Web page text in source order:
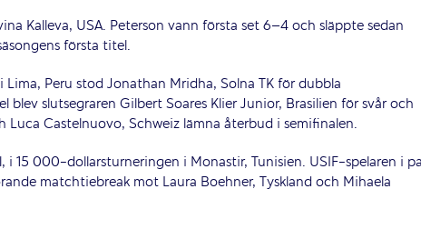
Kalleva, USA. Peterson vann första set 6–4 och släppte sedan
första titel.
Peru stod Jonathan Mridha, Solna TK för dubbla
slutsegraren Gilbert Soares Klier Junior, Brasilien för svår och
Castelnuovo, Schweiz lämna återbud i semifinalen.
i 15 000-dollarsturneringen i Monastir, Tunisien. USIF-spelaren i
matchtiebreak mot Laura Boehner, Tyskland och Mihaela